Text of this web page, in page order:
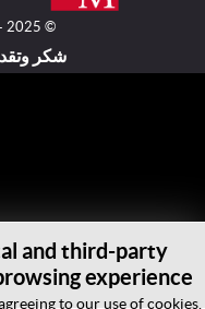
بشكل جذري. ولأكثر من
الأبيض المتوسط، تعرضت
التجارية. واضطر
البحث عن طرق بديلة.
© Museo Galileo 2021 - 2025
شكر
and third-party
experience.
to our use of cookies.